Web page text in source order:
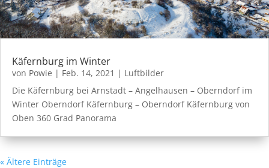
Käfernburg im Winter
von Powie | Feb. 14, 2021 | Luftbilder
Die Käfernburg bei Arnstadt – Angelhausen – Oberndorf im
Winter Oberndorf Käfernburg – Oberndorf Käfernburg von
Oben 360 Grad Panorama
« Ältere Einträge